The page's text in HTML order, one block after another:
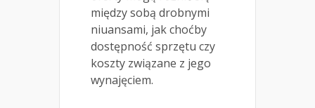
między sobą drobnymi
niuansami, jak choćby
dostępność sprzętu czy
koszty związane z jego
wynajęciem.